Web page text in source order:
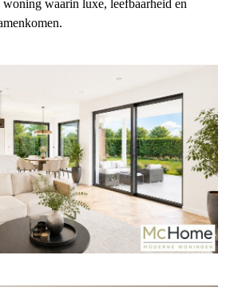
woning waarin luxe, leefbaarheid en